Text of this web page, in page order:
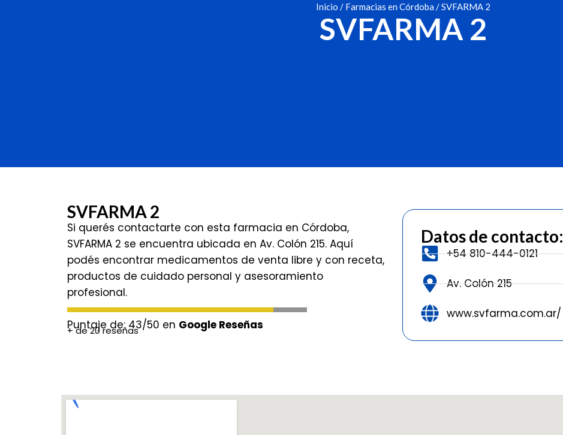
Inicio / Farmacias en Córdoba / SVFARMA 2
SVFARMA 2
SVFARMA 2
Si querés contactarte con esta farmacia en Córdoba,
SVFARMA 2 se encuentra ubicada en Av. Colón 215. Aquí
podés encontrar medicamentos de venta libre y con receta,
productos de cuidado personal y asesoramiento
profesional.
Puntaje de: 43/50 en Google Reseñas
+ de 20 reseñas
Datos de contacto:
+54 810-444-0121
Av. Colón 215
www.svfarma.com.ar/